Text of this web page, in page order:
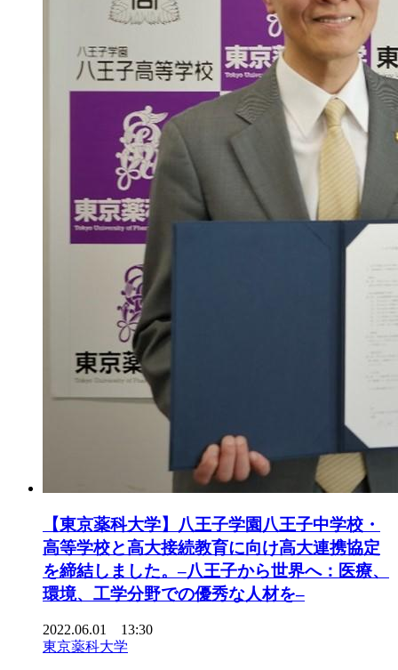
【東京薬科大学】八王子学園八王子中学校・
高等学校と高大接続教育に向け高大連携協定
を締結しました。–八王子から世界へ：医療、
環境、工学分野での優秀な人材を–
2022.06.01 13:30
東京薬科大学